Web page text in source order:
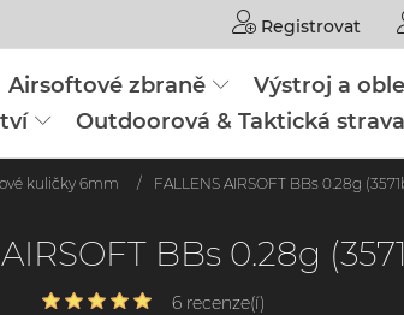
Registrovat
Airsoftové zbraně Výstroj a
Outdoorová & Taktická strava
kuličky 6mm / FALLENS AIRSOFT BBs 0.28g
BBs 0.28g
6 recenze(í)